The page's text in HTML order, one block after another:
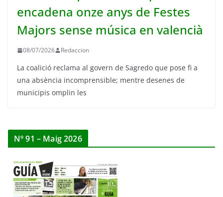
encadena onze anys de Festes
Majors sense música en valencià
08/07/2026 Redaccion
La coalició reclama al govern de Sagredo que pose fi a
una absència incomprensible; mentre desenes de
municipis omplin les
Nº 91 – Maig 2026